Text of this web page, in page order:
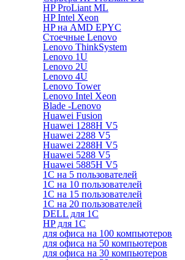
HP ProLiant ML
HP Intel Xeon
HP на AMD EPYC
Стоечные Lenovo
Lenovo ThinkSystem
Lenovo 1U
Lenovo 2U
Lenovo 4U
Lenovo Tower
Lenovo Intel Xeon
Blade -Lenovo
Huawei Fusion
Huawei 1288H V5
Huawei 2288 V5
Huawei 2288H V5
Huawei 5288 V5
Huawei 5885H V5
1С на 5 пользователей
1С на 10 пользователей
1С на 15 пользователей
1С на 20 пользователей
DELL для 1С
HP для 1С
для офиса на 100 компьютеров
для офиса на 50 компьютеров
для офиса на 30 компьютеров